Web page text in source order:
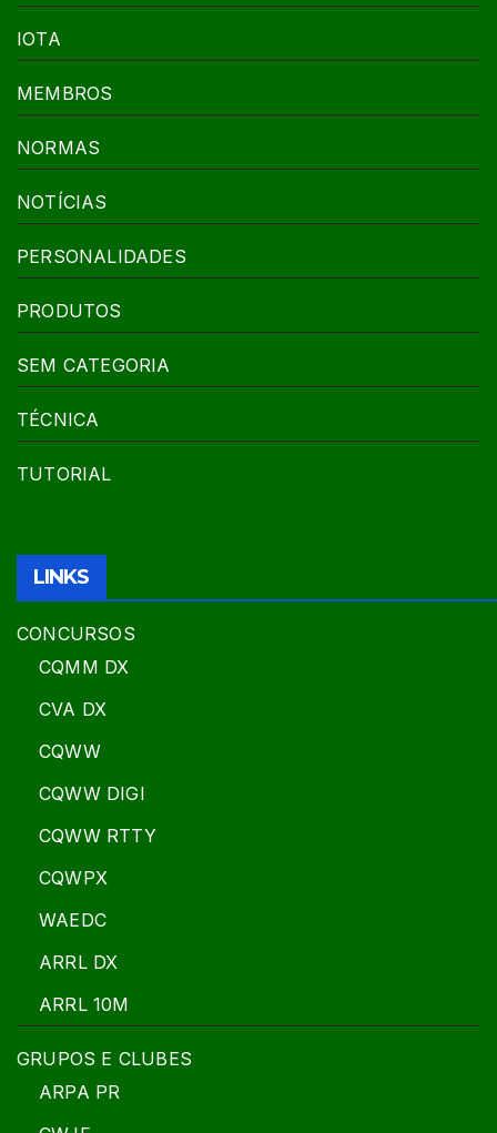
IOTA
MEMBROS
NORMAS
NOTÍCIAS
PERSONALIDADES
PRODUTOS
SEM CATEGORIA
TÉCNICA
TUTORIAL
LINKS
CONCURSOS
CQMM DX
CVA DX
CQWW
CQWW DIGI
CQWW RTTY
CQWPX
WAEDC
ARRL DX
ARRL 10M
GRUPOS E CLUBES
ARPA PR